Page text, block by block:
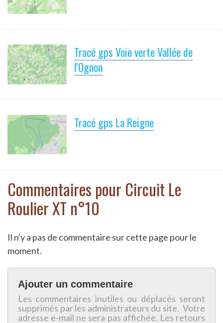
Tracé gps Voie verte Vallée de
l'Ognon
Tracé gps La Reigne
Commentaires pour Circuit Le
Roulier XT n°10
Il n'y a pas de commentaire sur cette page pour le
moment.
Ajouter un commentaire
Les commentaires inutiles ou déplacés seront
supprimés par les administrateurs du site. Votre
adresse e-mail ne sera pas affichée. Les retours